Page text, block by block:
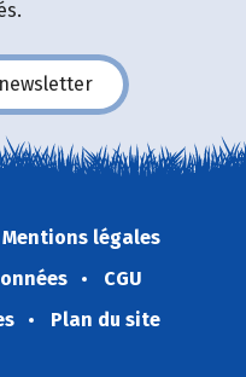
Mentions légales
CGU
Plan du site